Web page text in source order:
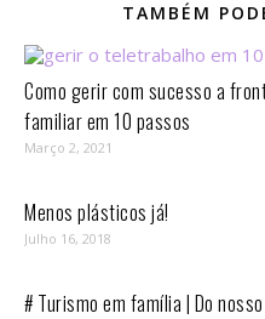
TAMBÉM
Como gerir com sucesso a
familiar em 10 passos⁣
Março 2, 2021
Menos plásticos já!
Julho 16, 2018
# Turismo em família | Do